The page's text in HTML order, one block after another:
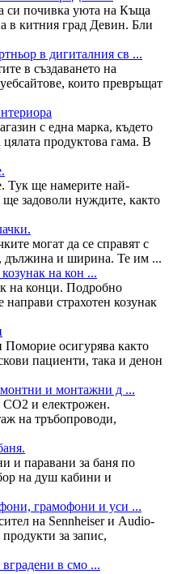
си почивка уюта на Къща
в китния град Девин. Бли
в дигиталния св ...
в създаването на
които превръщат
с една марка, където
цялата продуктова гама. В
Тук ще намерите най-
задоволи нуждите, както
могат да се справят с
дължина и ширина. Те им ...
на кон ...
на конци. Подробно
страхотен козунак
осигурява както
пациенти, така и денон
и монтажни д ...
СО2 и електрожен.
на тръбопроводи,
и паравани за баня по
на душ кабини и
грамофони и уси ...
на Sennheiser и Audio-
за запис,
в смо ...